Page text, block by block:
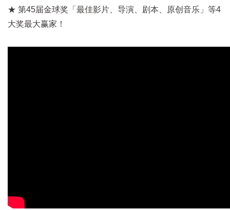
★ 第45届金球奖「最佳影片、导演、剧本、原创音乐」等4
大奖最大赢家！